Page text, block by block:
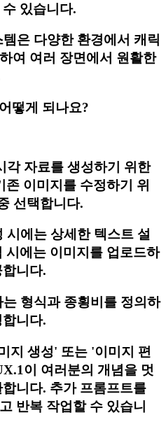
있습니다.
은 다양한 환경에서 캐릭
여 여러 장면에서 원활한
떻게 되나요?
각 자료를 생성하기 위한
이미지를 수정하기 위
선택합니다.
시에는 상세한 텍스트 설
시에는 이미지를 업로드하
니다.
형식과 종횡비를 정의하
니다.
지 생성' 또는 '이미지 편
이 여러분의 개념을 멋
니다. 추가 프롬프트를
반복 작업할 수 있습니